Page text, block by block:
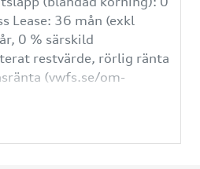
Lease: 36 mån (exkl
0 % särskild
restvärde, rörlig ränta
(vwfs.se/om-
utöver